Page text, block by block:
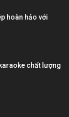
hoàn hảo với
chất lượng